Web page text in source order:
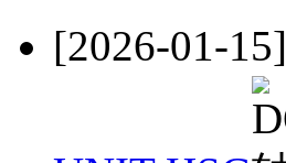
[2026-01-15]